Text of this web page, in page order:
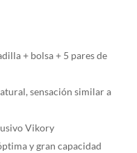
+ bolsa + 5 pares de
sensación similar a
Vikory
y gran capacidad